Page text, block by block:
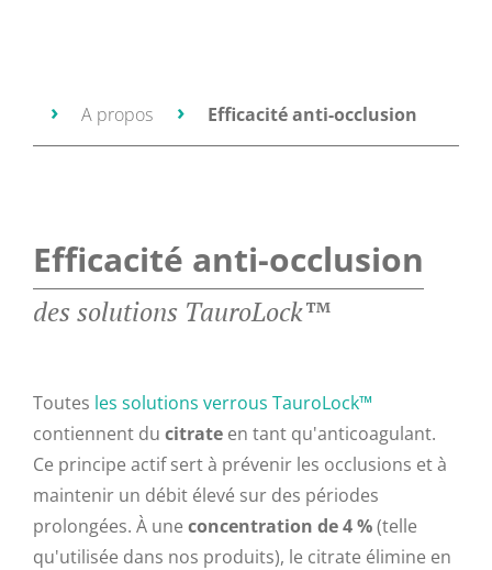
A propos Efficacité anti-occlusion
Efficacité anti-occlusion
des solutions TauroLock™
Toutes les solutions verrous TauroLock™
contiennent du citrate en tant qu'anticoagulant.
Ce principe actif sert à prévenir les occlusions et à
maintenir un débit élevé sur des périodes
prolongées. À une concentration de 4 %(telle
qu'utilisée dans nos produits), le citrate élimine en